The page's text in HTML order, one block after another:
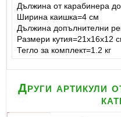
Дължина от карабинера
Ширина каишка=4 см
Дължина допълнителни
Размери кутия=21х16х12
Тегло за комплект=1.2 кг
Други артикули